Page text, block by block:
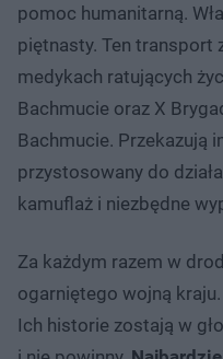
pomoc humanitarną.
piętnasty. Ten transport
medykach ratujących
Bachmucie oraz X
Bachmucie. Przekazują
przystosowany do
kamuflaż i niezbędne
Za każdym razem w
ogarniętego wojną
Ich historie zostają w